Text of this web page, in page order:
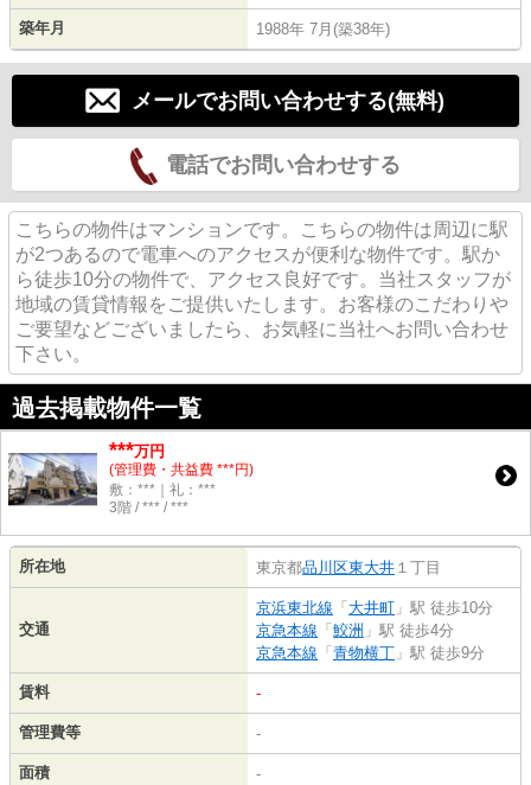
築年月 1988年 7月(築38年)
メールでお問い合わせする(無料)
電話でお問い合わせする
こちらの物件はマンションです。こちらの物件は周辺に駅
が2つあるので電車へのアクセスが便利な物件です。駅か
ら徒歩10分の物件で、アクセス良好です。当社スタッフが
地域の賃貸情報をご提供いたします。お客様のこだわりや
ご要望などございましたら、お気軽に当社へお問い合わせ
下さい。
過去掲載物件一覧
***万円
(管理費・共益費 ***円)
敷：***｜礼：***
3階 / *** / ***
所在地 東京都品川区東大井 １丁目
交通
京浜東北線 「 大井町 」駅 徒歩10分
京急本線 「 鮫洲 」駅 徒歩4分
京急本線 「 青物横丁 」駅 徒歩9分
賃料 -
管理費等 -
面積 -